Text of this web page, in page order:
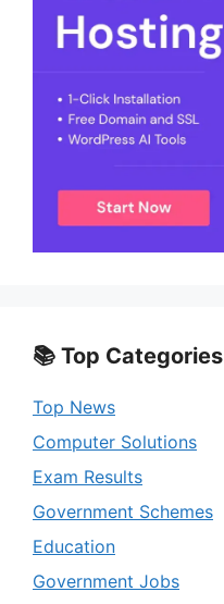
📚 Top Categories
Top News
Computer Solutions
Exam Results
Government Schemes
Education
Government Jobs